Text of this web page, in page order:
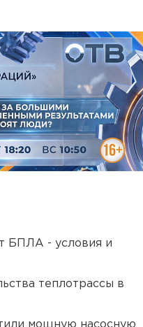
БПЛА - условия и
теплотрассы в
мощную насосную